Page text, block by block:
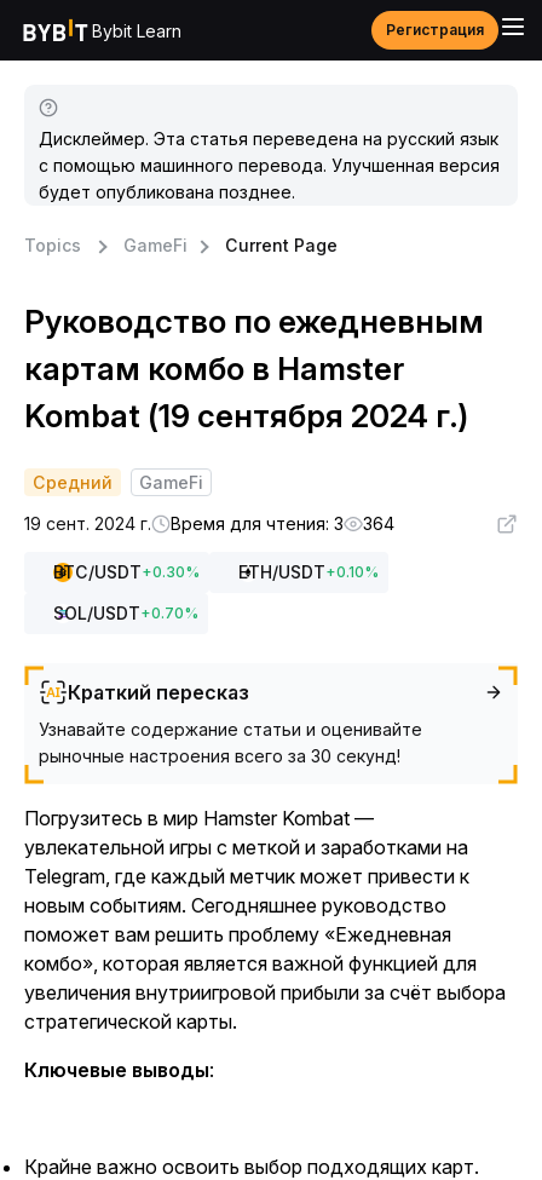
Bybit Learn Регистрация
Дисклеймер. Эта статья переведена на русский язык
с помощью машинного перевода. Улучшенная версия
будет опубликована позднее.
Topics GameFi Current Page
Руководство по ежедневным
картам комбо в Hamster
Kombat (19 сентября 2024 г.)
Средний
GameFi
19 сент. 2024 г.
Время для чтения: 3 364
BTC/USDT+0.30% ETH/USDT+0.10%
SOL/USDT+0.70%
Краткий пересказ
Узнавайте содержание статьи и оценивайте
рыночные настроения всего за 30 секунд!
Погрузитесь в мир Hamster Kombat —
увлекательной игры с меткой и заработками на
Telegram, где каждый метчик может привести к
новым событиям. Сегодняшнее руководство
поможет вам решить проблему «Ежедневная
комбо», которая является важной функцией для
увеличения внутриигровой прибыли за счёт выбора
стратегической карты.
Ключевые выводы:
Крайне важно освоить выбор подходящих карт.